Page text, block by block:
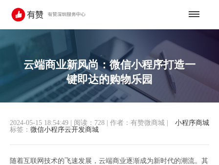
云端商业新风尚：微信小程序打造一
键即达的购物乐园
小程序商城
2024-05-15 18:54:49 阅读：728 作者：有赞微商城
标签： 微信小程序云开发商城
随着互联网技术的飞速发展，云端商业逐渐成为新时代的潮流。其